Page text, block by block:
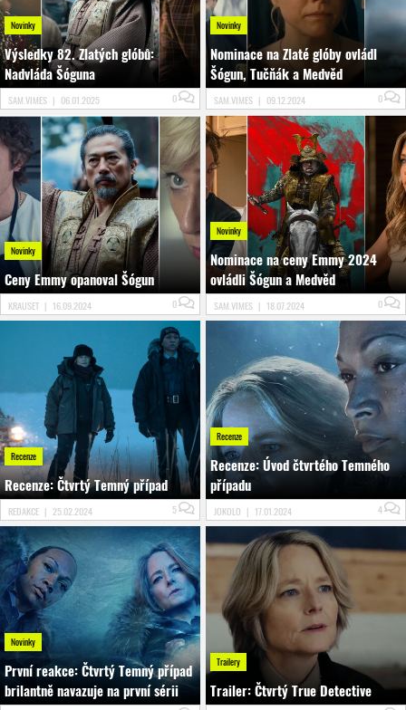
Novinky
Výsledky 82. Zlatých glóbů:
Nadvláda Šóguna
SAM.VIMES | 06.01.2025 0
Novinky
Nominace na Zlaté glóby ovládl
Šógun, Tučňák a Medvěd
SAM.VIMES | 09.12.2024 0
Novinky
Ceny Emmy opanoval Šógun
KRAUSET | 16.09.2024 0
Novinky
Nominace na ceny Emmy 2024
ovládli Šógun a Medvěd
SAM.VIMES | 18.07.2024 0
Recenze
Recenze: Čtvrtý Temný případ
REDAKCE | 25.02.2024 5
Recenze
Recenze: Úvod čtvrtého Temného
případu
JOKOLO | 17.01.2024 4
Novinky
První reakce: Čtvrtý Temný případ
brilantně navazuje na první sérii
Trailery
Trailer: Čtvrtý True Detective